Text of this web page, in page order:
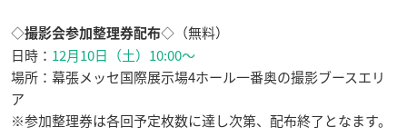
◇撮影会参加整理券配布◇（無料）
日時： 12月10日（土）10:00～
場所：幕張メッセ国際展示場4ホール一番奥の撮影ブースエリ
ア
※参加整理券は各回予定枚数に達し次第、配布終了となます。